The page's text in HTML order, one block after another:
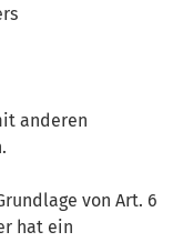
anderen
von Art. 6
hat ein